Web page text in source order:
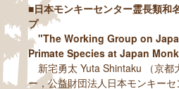
■日本モンキーセンター霊長類和
プ
"The Working Group on
Primate Species at Japan
新宅勇太 Yuta Shintaku （京都
ー，公益財団法人日本モンキーセ